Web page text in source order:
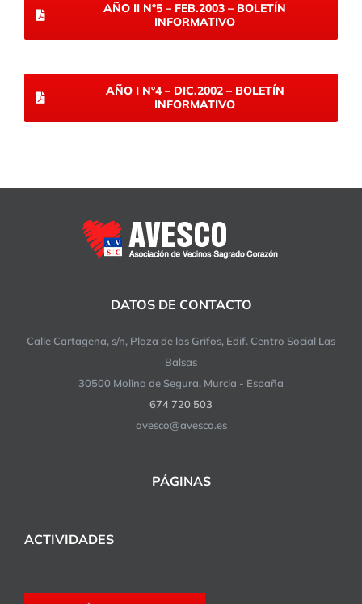
AÑO II Nº5 – FEB.2003 – BOLETÍN
INFORMATIVO
AÑO I Nº4 – DIC.2002 – BOLETÍN
INFORMATIVO
DATOS DE CONTACTO
Calle Cartagena, s/n, Plaza de los Grifos, Edif. Centro Social Las
Balsas
30500 Molina de Segura, Murcia - España
674 720 503
avesco@avesco.es
PÁGINAS
ACTIVIDADES